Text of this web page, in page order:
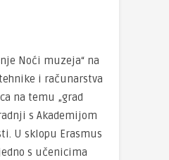
Noći muzeja“ na
i računarstva
na temu „grad
s Akademijom
U sklopu Erasmus
s učenicima